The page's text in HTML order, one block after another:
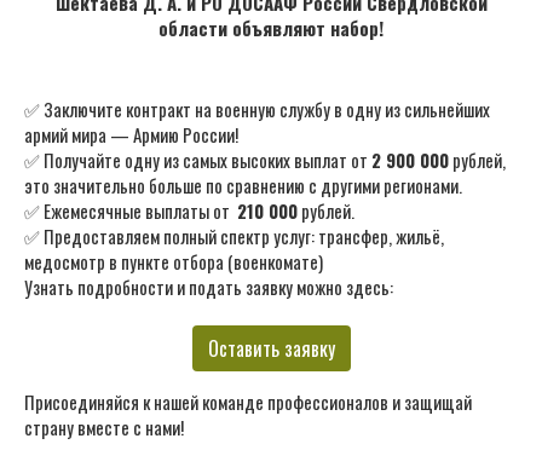
области объявляют набор!
✅ Заключите контракт на военную службу в одну из сильнейших
армий мира — Армию России!
✅ Получайте одну из самых высоких выплат от 2 900 000рублей,
это значительно больше по сравнению с другими регионами.
✅ Ежемесячные выплаты от 210 000рублей.
✅ Предоставляем полный спектр услуг: трансфер, жильё,
медосмотр в пункте отбора (военкомате)
Узнать подробности и подать заявку можно здесь:
Оставить заявку
Присоединяйся к нашей команде профессионалов и защищай
страну вместе с нами!